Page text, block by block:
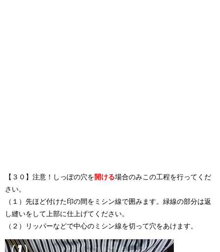
【３０】注意！しっぽの穴を 開ける場合のみこの工程を行ってくだ
さい。
（１）先ほど付けた印の間をミシン線で囲みます。緑線の部分は返
し縫いをして上部に仕上げてください。
（２）リッパーなどで中心のミシン線を切って穴をあけます。